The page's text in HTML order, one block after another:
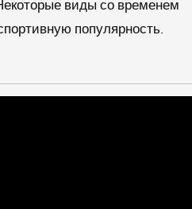
ви­ды со вре­ме­нем
по­пу­ляр­ность.